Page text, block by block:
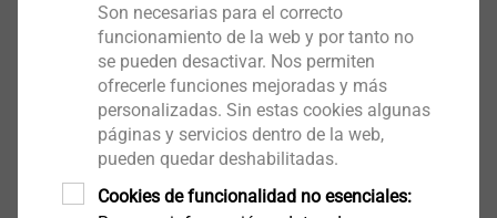
Ver producto
EJOFORM®
Son necesarias para el correcto
funcionamiento de la web y por tanto no
se pueden desactivar. Nos permiten
ofrecerle funciones mejoradas y más
personalizadas. Sin estas cookies algunas
páginas y servicios dentro de la web,
pueden quedar deshabilitadas.
Cookies de funcionalidad no esenciales: